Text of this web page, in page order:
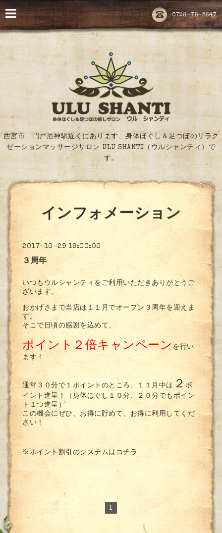
0798-78-5847
西宮市 門戸厄神駅近くにあります、身体ほぐし＆足つぼのリラク
ゼーションマッサージサロン ULU SHANTI（ウルシャンティ）で
す。
インフォメーション
2017-10-29 19:00:00
３周年
いつもウルシャンティをご利用いただきありがとうご
ざいます。
おかげさまで当店は１１月でオープン３周年を迎えま
す。
そこで日頃の感謝を込めて、
ポイント２倍キャンペーン を行い
ます！
通常３０分で１ポイントのところ、１１月中は ２ポ
イント進呈！（身体ほぐし１０分、２０分でもポイン
ト１つ進呈）
この機会にぜひ、お得に貯めて、お得に利用してくだ
さい！
※ポイント割引のシステムは コチラ
1